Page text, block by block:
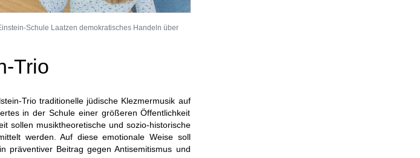
Schule Laatzen demokratisches Handeln über
Trio
Trio traditionelle jüdische Klezmermusik auf
in der Schule einer größeren Öffentlichkeit
sollen musiktheoretische und sozio-historische
werden. Auf diese emotionale Weise soll
präventiver Beitrag gegen Antisemitismus und